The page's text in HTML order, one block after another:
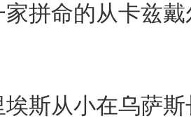
命的从卡兹戴
从小在乌萨斯